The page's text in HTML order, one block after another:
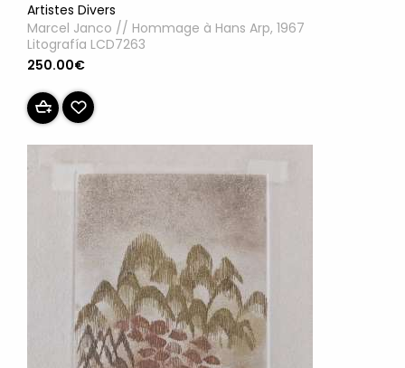
Artistes Divers
Marcel Janco // Hommage à Hans Arp, 1967
Litografía LCD7263
250.00€